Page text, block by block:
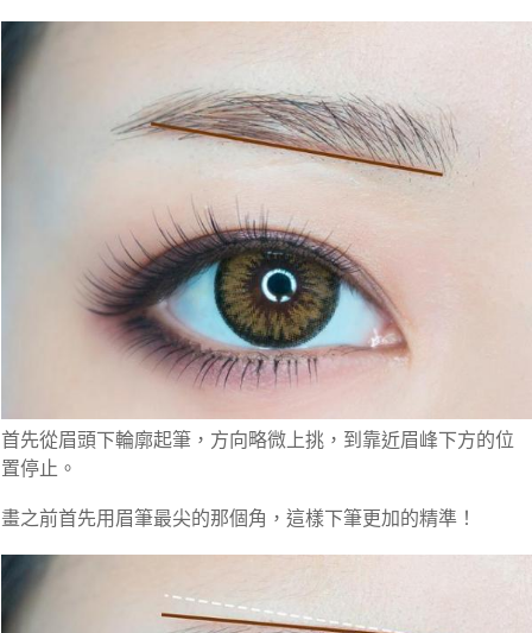
首先從眉頭下輪廓起筆，方向略微上挑，到靠近眉峰下方的位
置停止。
畫之前首先用眉筆最尖的那個角，這樣下筆更加的精準！